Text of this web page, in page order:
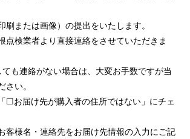
刷または画像）の提出をいたします。
点検業者より直接連絡をさせていただきま
も連絡がない場合は、大変お手数ですが当
さい。
☐お届け先が購入者の住所ではない」にチェ
客様名・連絡先をお届け先情報の入力にご記